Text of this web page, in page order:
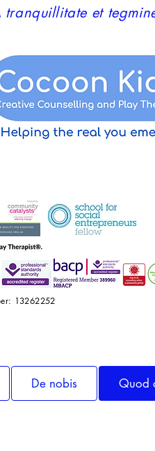
tranquillitate et
13262252
De nobis Quod